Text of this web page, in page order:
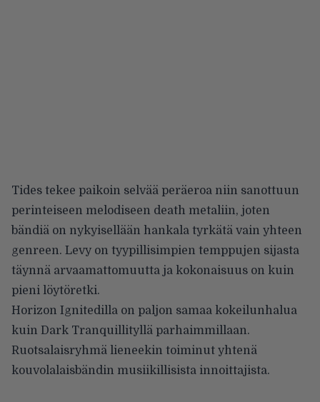
Tides tekee paikoin selvää peräeroa niin sanottuun
perinteiseen melodiseen death metaliin, joten
bändiä on nykyisellään hankala tyrkätä vain yhteen
genreen. Levy on tyypillisimpien temppujen sijasta
täynnä arvaamattomuutta ja kokonaisuus on kuin
pieni löytöretki.
Horizon Ignitedilla on paljon samaa kokeilunhalua
kuin Dark Tranquillityllä parhaimmillaan.
Ruotsalaisryhmä lieneekin toiminut yhtenä
kouvolalaisbändin musiikillisista innoittajista.